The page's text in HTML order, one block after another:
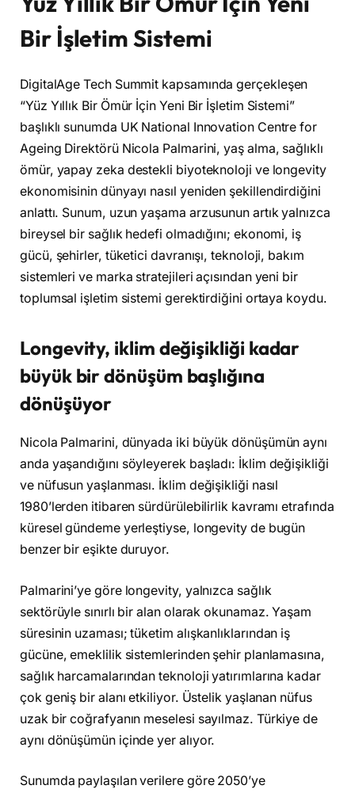
Bir İşletim Sistemi
DigitalAge Tech Summit kapsamında gerçekleşen
“Yüz Yıllık Bir Ömür İçin Yeni Bir İşletim Sistemi”
başlıklı sunumda UK National Innovation Centre for
Ageing Direktörü Nicola Palmarini, yaş alma, sağlıklı
ömür, yapay zeka destekli biyoteknoloji ve longevity
ekonomisinin dünyayı nasıl yeniden şekillendirdiğini
anlattı. Sunum, uzun yaşama arzusunun artık yalnızca
bireysel bir sağlık hedefi olmadığını; ekonomi, iş
gücü, şehirler, tüketici davranışı, teknoloji, bakım
sistemleri ve marka stratejileri açısından yeni bir
toplumsal işletim sistemi gerektirdiğini ortaya koydu.
Longevity, iklim değişikliği kadar
büyük bir dönüşüm başlığına
dönüşüyor
Nicola Palmarini, dünyada iki büyük dönüşümün aynı
anda yaşandığını söyleyerek başladı: İklim değişikliği
ve nüfusun yaşlanması. İklim değişikliği nasıl
1980’lerden itibaren sürdürülebilirlik kavramı etrafında
küresel gündeme yerleştiyse, longevity de bugün
benzer bir eşikte duruyor.
Palmarini’ye göre longevity, yalnızca sağlık
sektörüyle sınırlı bir alan olarak okunamaz. Yaşam
süresinin uzaması; tüketim alışkanlıklarından iş
gücüne, emeklilik sistemlerinden şehir planlamasına,
sağlık harcamalarından teknoloji yatırımlarına kadar
çok geniş bir alanı etkiliyor. Üstelik yaşlanan nüfus
uzak bir coğrafyanın meselesi sayılmaz. Türkiye de
aynı dönüşümün içinde yer alıyor.
Sunumda paylaşılan verilere göre 2050’ye